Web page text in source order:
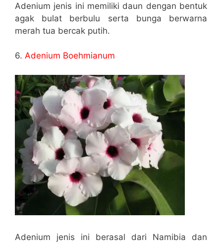
Adenium jenis ini memiliki daun dengan bentuk
agak bulat berbulu serta bunga berwarna
merah tua bercak putih.
6. Adenium Boehmianum
Adenium jenis ini berasal dari Namibia dan